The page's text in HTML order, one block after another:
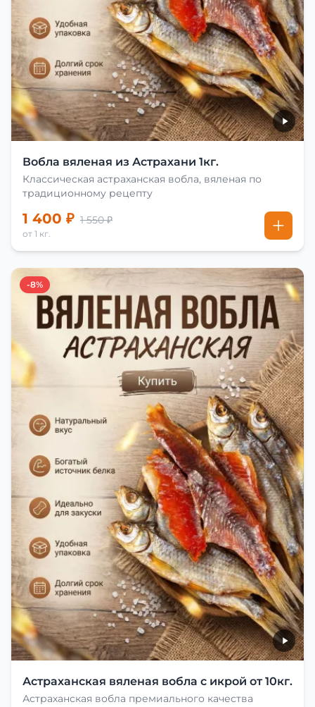
Вобла вяленая из Астрахани 1кг.
Классическая астраханская вобла, вяленая по
традиционному рецепту
1 400 ₽ 1 550 ₽
от 1 кг.
-8%
Астраханская вяленая вобла с икрой от 10кг.
Астраханская вобла премиального качества